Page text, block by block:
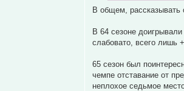
В общем, рассказывать
В 64 сезоне
слабовато, всего лишь
65 сезон был
чемпе отставание от
неплохое седьмое